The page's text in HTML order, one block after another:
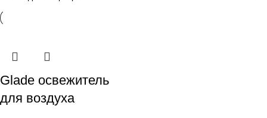
Glade освежитель
для воздуха